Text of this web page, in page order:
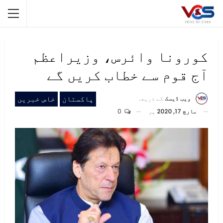
کورونا وائرس، وزیراعظم
آج قوم سے خطاب کریں گے
پاکستان خاص خبریں ویب ڈیسک کے ذریعہ
مارچ 17, 2020
پر